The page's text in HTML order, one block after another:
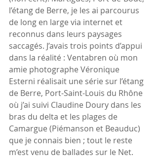
l’étang de Berre, je les ai parcourus
de long en large via internet et
reconnus dans leurs paysages
saccagés. J’avais trois points d’appui
dans la réalité : Ventabren où mon
amie photographe Véronique
Esterni réalisait une série sur l’étang
de Berre, Port-Saint-Louis du Rhône
où j’ai suivi Claudine Doury dans les
bras du delta et les plages de
Camargue (Piémanson et Beauduc)
que je connais bien ; tout le reste
m’est venu de ballades sur le Net.